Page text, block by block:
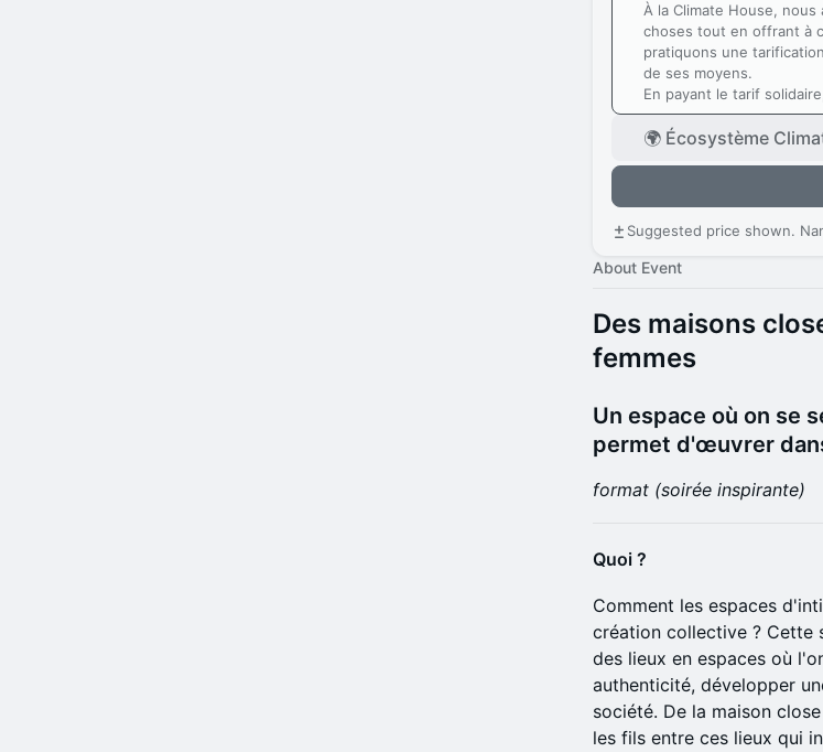
À la Climate House,
choses tout en offrant à
pratiquons une
de ses moyens.
En payant le tarif
🌍 Écosystème
Suggested price shown.
About Event
Des maisons
femmes
​Un espace où on se
permet d'œuvrer
format (soirée inspirante)
Quoi ?
Comment les espaces
création collective ? Cette
des lieux en espaces où
authenticité, développer
société. De la maison
les fils entre ces lieux qui